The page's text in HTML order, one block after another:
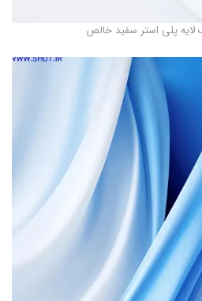
لایه پلی استر سفید خالص